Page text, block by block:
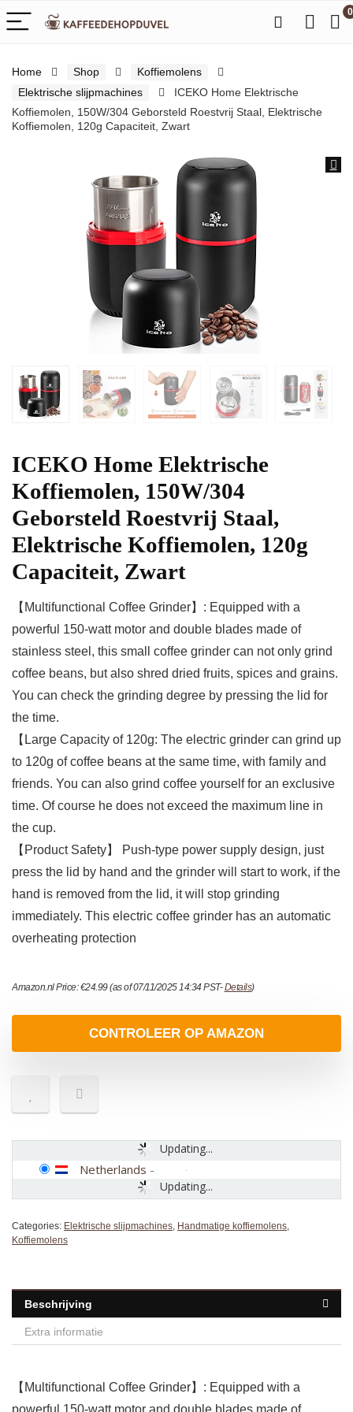
0
Home Shop
Koffiemolens
Elektrische slijpmachines
ICEKO Home Elektrische
Koffiemolen, 150W/304 Geborsteld Roestvrij Staal, Elektrische
Koffiemolen, 120g Capaciteit, Zwart
ICEKO Home Elektrische
Koffiemolen, 150W/304
Geborsteld Roestvrij Staal,
Elektrische Koffiemolen, 120g
Capaciteit, Zwart
【Multifunctional Coffee Grinder】: Equipped with a
powerful 150-watt motor and double blades made of
stainless steel, this small coffee grinder can not only grind
coffee beans, but also shred dried fruits, spices and grains.
You can check the grinding degree by pressing the lid for
the time.
【Large Capacity of 120g: The electric grinder can grind up
to 120g of coffee beans at the same time, with family and
friends. You can also grind coffee yourself for an exclusive
time. Of course he does not exceed the maximum line in
the cup.
【Product Safety】 Push-type power supply design, just
press the lid by hand and the grinder will start to work, if the
hand is removed from the lid, it will stop grinding
immediately. This electric coffee grinder has an automatic
overheating protection
Amazon.nl Price:€24.99(as of 07/11/2025 14:34 PST-Details)
CONTROLEER OP AMAZON
Updating...
Updating...
Netherlands -
Categories: Elektrische slijpmachines, Handmatige koffiemolens,
Koffiemolens
Beschrijving
Extra informatie
【Multifunctional Coffee Grinder】: Equipped with a